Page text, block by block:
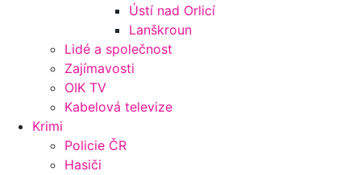
Ústí nad Orlicí
Lanškroun
Lidé a společnost
Zajímavosti
OIK TV
Kabelová televize
Krimi
Policie ČR
Hasiči